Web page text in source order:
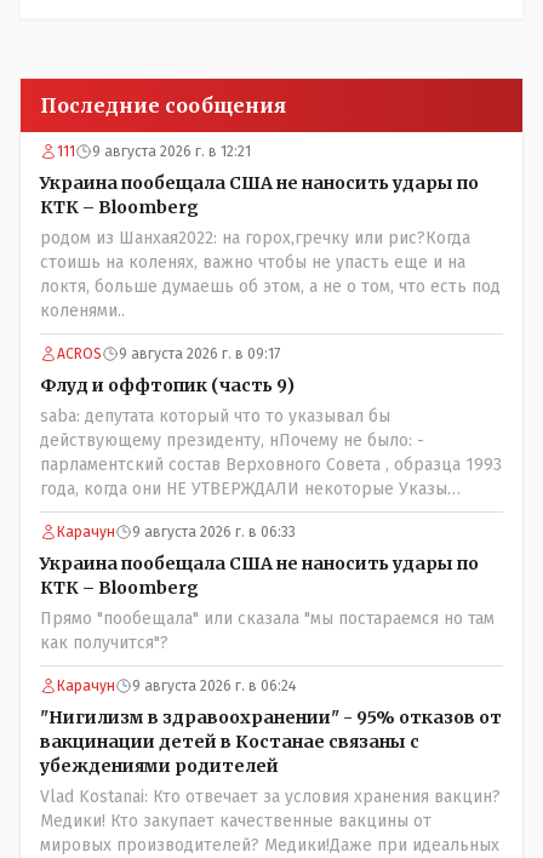
Последние сообщения
111 9 августа 2026 г. в 12:21
Украина пообещала США не наносить удары по
КТК – Bloomberg
родом из Шанхая2022: на горох,гречку или рис?Когда
стоишь на коленях, важно чтобы не упасть еще и на
локтя, больше думаешь об этом, а не о том, что есть под
коленями..
ACROS 9 августа 2026 г. в 09:17
Флуд и оффтопик (часть 9)
saba: депутата который что то указывал бы
действующему президенту, нПочему не было: -
парламентский состав Верховного Совета , образца 1993
года, когда они НЕ УТВЕРЖДАЛИ некоторые Указы
Назарбаева, особенно в части выборов и перевыборов и
некоторых вопросах внутренней политики, и тогда
Назарбай волевым Указом РАСПУСТИЛ этот бунтарский
состав. Имя - Серикболсын Абдильдин вам знакомо -
юывший секретарь ЦК КП Казахстана , впоследствии -
депутат Верховного Совета и Мажлиса и Председатель
партии коммунстов- он в то время и после и причём
НЕОДНОКРАТНО, указывал и многократно на недостатки
Назарбая и предлагал ему самому ДОБРОВОЛЬНО уйти с
поста Президента.
Карачун 9 августа 2026 г. в 06:33
Украина пообещала США не наносить удары по
КТК – Bloomberg
Прямо "пообещала" или сказала "мы постараемся но там
как получится"?
Карачун 9 августа 2026 г. в 06:24
"Нигилизм в здравоохранении" - 95% отказов от
вакцинации детей в Костанае связаны с
убеждениями родителей
Vlad Kostanai: Кто отвечает за условия хранения вакцин?
Медики! Кто закупает качественные вакцины от
мировых производителей? Медики!Даже при идеальных